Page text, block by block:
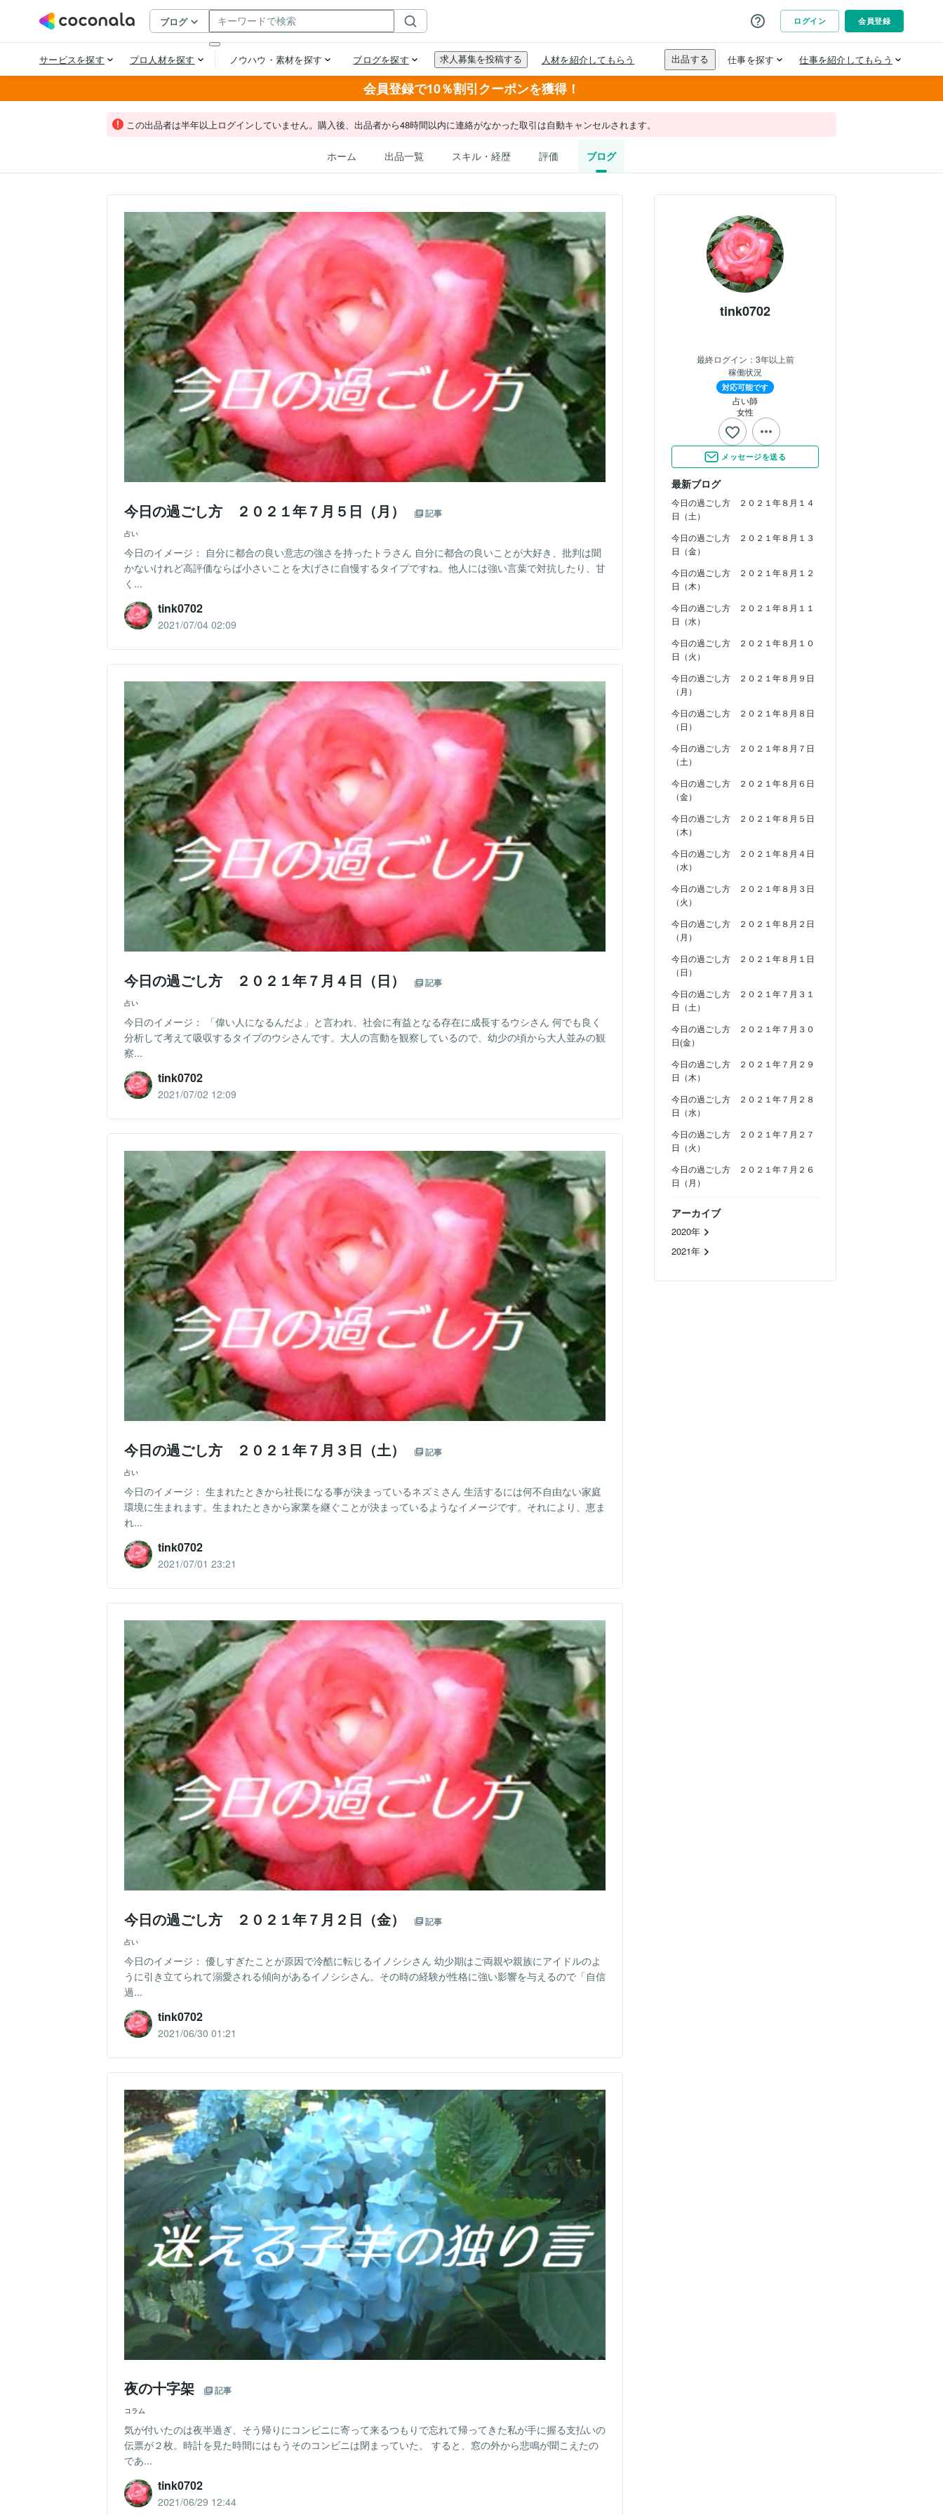
会員登録で10％割引クーポンを獲得！
この出品者は半年以上ログインしていません。購入後、出品者から48時間以内に連絡がなかった取引は自動キャンセルされます。
ホーム 出品一覧 スキル・経歴 評価 ブログ
tink0702
最終ログイン： 3年以上前
稼働状況
対応可能です
占い師
女性
メッセージを送る
最新ブログ
今日の過ごし方 ２０２１年８月１４
日（土）
今日の過ごし方 ２０２１年８月１３
日（金）
今日の過ごし方 ２０２１年８月１２
日（木）
今日の過ごし方 ２０２１年８月１１
日（水）
今日の過ごし方 ２０２１年８月１０
日（火）
今日の過ごし方 ２０２１年８月９日
（月）
今日の過ごし方 ２０２１年８月８日
（日）
今日の過ごし方 ２０２１年８月７日
（土）
今日の過ごし方 ２０２１年８月６日
（金）
今日の過ごし方 ２０２１年８月５日
（木）
今日の過ごし方 ２０２１年８月４日
（水）
今日の過ごし方 ２０２１年８月３日
（火）
今日の過ごし方 ２０２１年８月２日
（月）
今日の過ごし方 ２０２１年８月１日
（日）
今日の過ごし方 ２０２１年７月３１
日（土）
今日の過ごし方 ２０２１年７月３０
日(金）
今日の過ごし方 ２０２１年７月２９
日（木）
今日の過ごし方 ２０２１年７月２８
日（水）
今日の過ごし方 ２０２１年７月２７
日（火）
今日の過ごし方 ２０２１年７月２６
日（月）
アーカイブ
2020年
2021年
今日の過ごし方 ２０２１年７月５日（月） 記事
占い
今日のイメージ： 自分に都合の良い意志の強さを持ったトラさん 自分に都合の良いことが大好き、批判は聞
かないけれど高評価ならば小さいことを大げさに自慢するタイプですね。他人には強い言葉で対抗したり、甘
く...
tink0702
2021/07/04 02:09
今日の過ごし方 ２０２１年７月４日（日） 記事
占い
今日のイメージ： 「偉い人になるんだよ」と言われ、社会に有益となる存在に成長するウシさん 何でも良く
分析して考えて吸収するタイプのウシさんです。大人の言動を観察しているので、幼少の頃から大人並みの観
察...
tink0702
2021/07/02 12:09
今日の過ごし方 ２０２１年７月３日（土） 記事
占い
今日のイメージ： 生まれたときから社長になる事が決まっているネズミさん 生活するには何不自由ない家庭
環境に生まれます。生まれたときから家業を継ぐことが決まっているようなイメージです。それにより、恵ま
れ...
tink0702
2021/07/01 23:21
今日の過ごし方 ２０２１年７月２日（金） 記事
占い
今日のイメージ： 優しすぎたことが原因で冷酷に転じるイノシシさん 幼少期はご両親や親族にアイドルのよ
うに引き立てられて溺愛される傾向があるイノシシさん。その時の経験が性格に強い影響を与えるので「自信
過...
tink0702
2021/06/30 01:21
夜の十字架 記事
コラム
気が付いたのは夜半過ぎ、そう帰りにコンビニに寄って来るつもりで忘れて帰ってきた私が手に握る支払いの
伝票が２枚。時計を見た時間にはもうそのコンビニは閉まっていた。 すると、窓の外から悲鳴が聞こえたの
であ...
tink0702
2021/06/29 12:44